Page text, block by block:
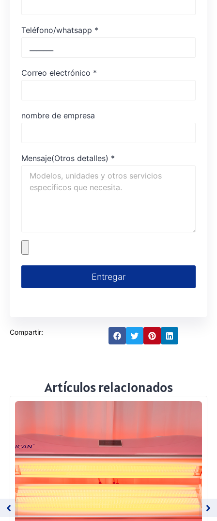
Teléfono/whatsapp *
Correo electrónico *
nombre de empresa
Mensaje(Otros detalles) *
Entregar
Compartir:
Artículos relacionados